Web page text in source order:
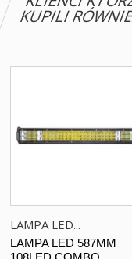
KUPILI
LAMPA LED...
LAMPA LED 587MM